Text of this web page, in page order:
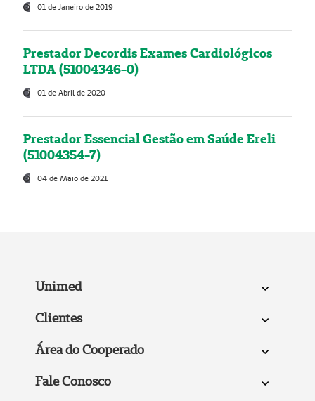
01 de Janeiro de 2019
Prestador Decordis Exames Cardiológicos
LTDA (51004346-0)
01 de Abril de 2020
Prestador Essencial Gestão em Saúde Ereli
(51004354-7)
04 de Maio de 2021
Unimed
Clientes
Área do Cooperado
Fale Conosco